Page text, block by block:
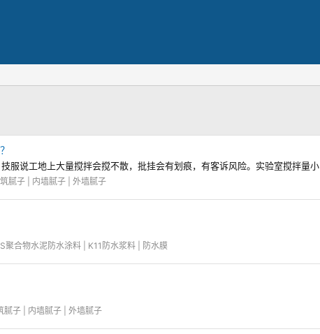
服说工地上大量搅拌会搅不散，批挂会有划痕，有客诉风险。实验室搅拌量
腻子 | 内墙腻子 | 外墙腻子
聚合物水泥防水涂料 | K11防水浆料 | 防水膜
腻子 | 内墙腻子 | 外墙腻子